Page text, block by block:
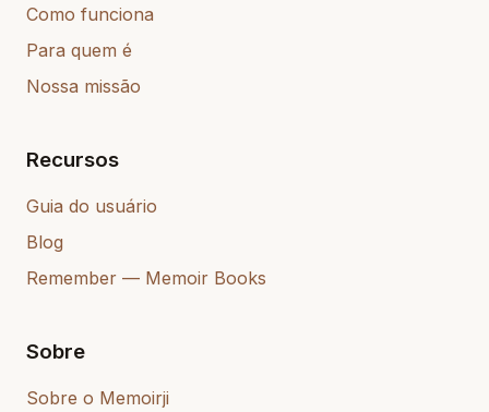
Como funciona
Para quem é
Nossa missão
Recursos
Guia do usuário
Blog
Remember — Memoir Books
Sobre
Sobre o Memoirji